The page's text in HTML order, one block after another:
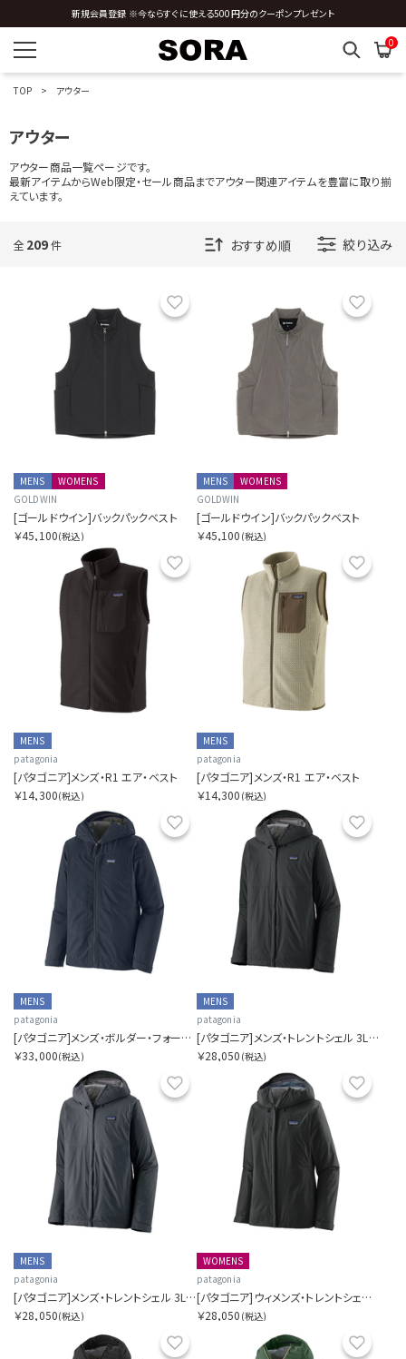
全国送料0円 ※3,980円以上のご購入時
新規会員登録 ※今ならすぐに使える500円分のクーポンプレゼント
0
TOP アウター
アウター
アウター商品一覧ページです。
最新アイテムからWeb限定・セール商品までアウター関連アイテムを豊富に取り揃
えています。
全 209件 絞り込み
お気に入り
MENS
WOMENS
GOLDWIN
[ゴールドウイン]バックパックベスト
￥45,100(税込)
MENS
WOMENS
GOLDWIN
[ゴールドウイン]バックパックベスト
￥45,100 (税込)
お気に入り
MENS
patagonia
[パタゴニア]メンズ・R1 エア・ベスト
￥14,300(税込)
MENS
patagonia
[パタゴニア]メンズ・R1 エア・ベスト
￥14,300 (税込)
お気に入り
MENS
patagonia
[パタゴニア]メンズ・ボルダー・フォーク・レイン・ジャケット
￥33,000(税込)
MENS
patagonia
[パタゴニア]メンズ・トレントシェル 3L・レイン・ジャケット
￥28,050 (税込)
お気に入り
MENS
patagonia
[パタゴニア]メンズ・トレントシェル 3L・レイン・ジャケット
￥28,050(税込)
WOMENS
patagonia
[パタゴニア]ウィメンズ・トレントシェル3L・レイン・ジャケット
￥28,050 (税込)
お気に入り